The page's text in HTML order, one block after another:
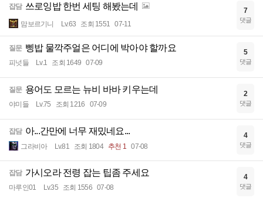
잡담 쓰로잉밥 한번 세팅 해봤는데
맘보르기니 Lv.63 조회 1551 07-11
7
댓글
질문 삥밥 물깍주얼은 어디에 박아야 할까요
피넛들 Lv.1 조회 1649 07-09
5
댓글
질문 용어도 모르는 뉴비 바바 키우는데
야미들 Lv.75 조회 1216 07-09
2
댓글
잡담 아...간만에 너무 재밌네요...
그라비아 Lv.81 조회 1804 추천 1 07-08
4
댓글
잡담 가시오라 전령 잡는 팁좀 주세요
마루인01 Lv.35 조회 1556 07-08
4
댓글